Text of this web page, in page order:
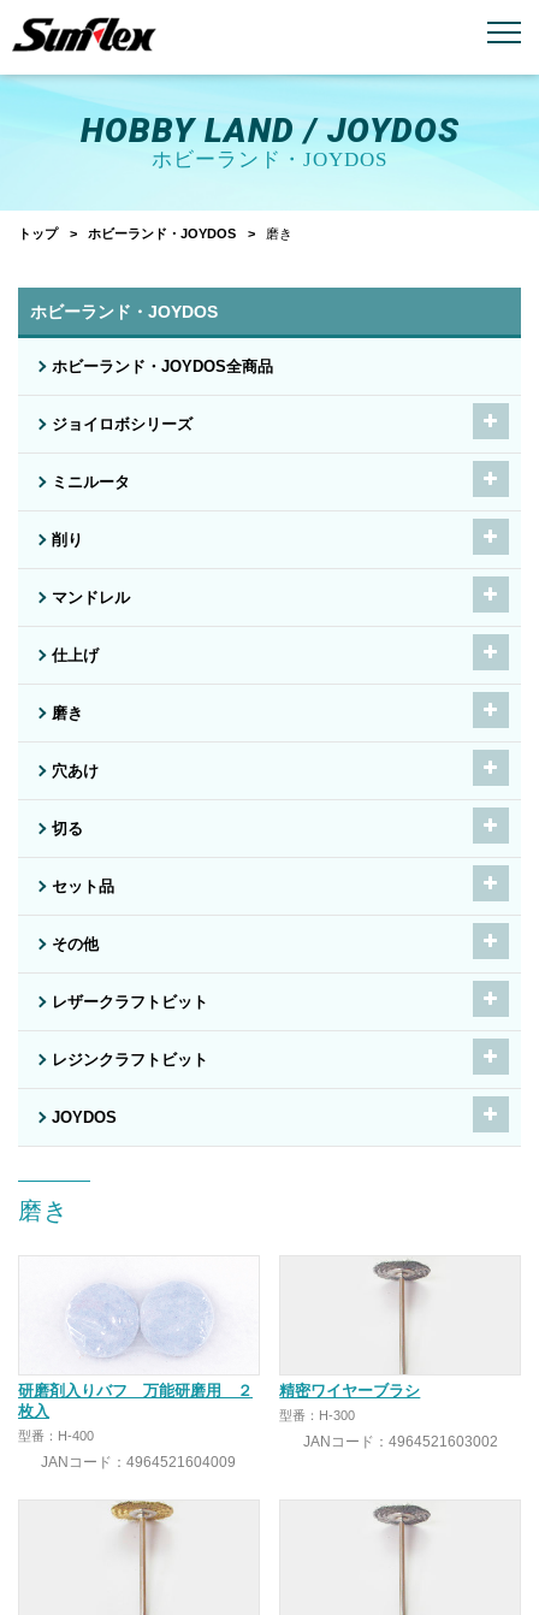
emailお問い合わせ
HOBBY LAND / JOYDOS
ホビーランド・JOYDOS
トップ ホビーランド・JOYDOS 磨き
ホビーランド・JOYDOS
ホビーランド・JOYDOS全商品
ジョイロボシリーズ
ミニルータ
削り
マンドレル
仕上げ
磨き
穴あけ
切る
セット品
その他
レザークラフトビット
レジンクラフトビット
JOYDOS
磨き
研磨剤入りバフ 万能研磨用 ２
枚入
型番：H-400
JANコード：4964521604009
精密ワイヤーブラシ
型番：H-300
JANコード：4964521603002